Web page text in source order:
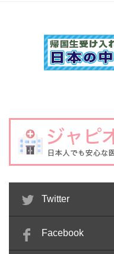
Twitter
Facebook